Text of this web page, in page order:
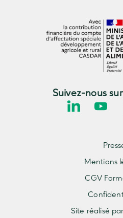
Suivez-nous
Mentions
CGV
Site réalisé